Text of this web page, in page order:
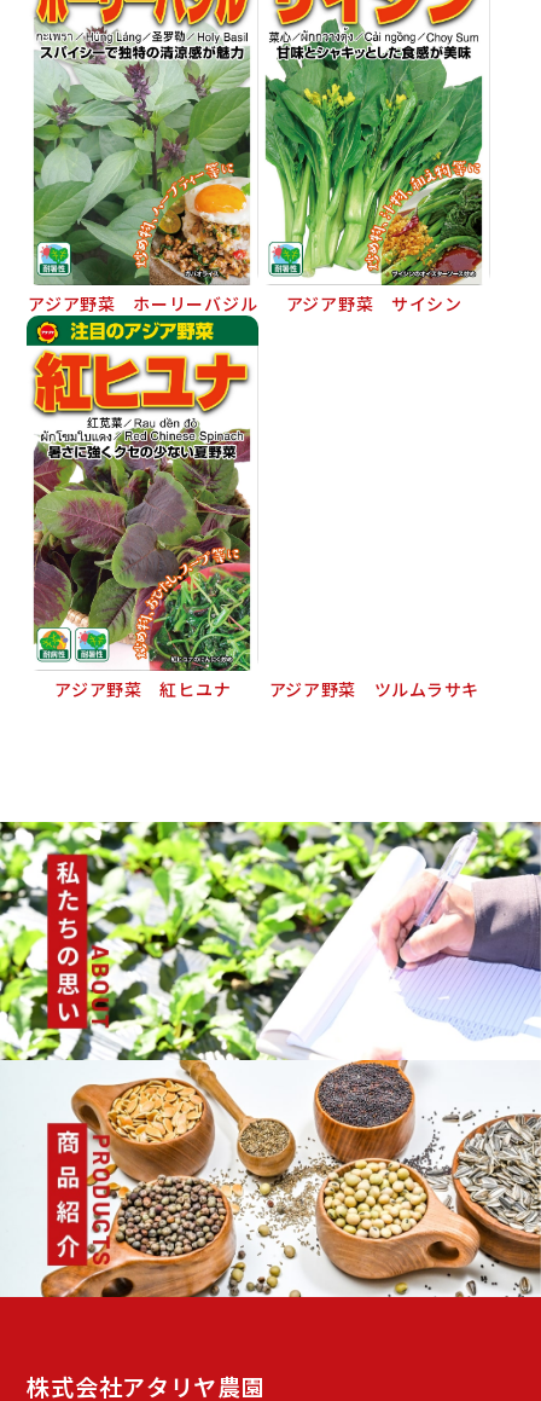
アジア野菜 ホーリーバジル アジア野菜 サイシン
アジア野菜 紅ヒユナ アジア野菜 ツルムラサキ
株式会社アタリヤ農園